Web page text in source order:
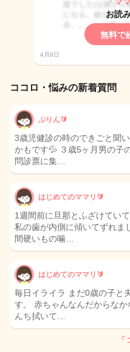
お読
無料で
4月8日
ココロ・悩みの新着質問
ぷりん🔰
3歳児健診の時のできごと聞
かもです💦 ３歳5ヶ月男の子
問診票に集…
はじめてのママリ🔰
1週間前に旦那とふざけてい
私の歯が内側に傾いてずれま
間硬いもの噛…
はじめてのママリ🔰
毎日イライラ まだ0歳の子と
す。 赤ちゃんなんだからな
んち拭いて…